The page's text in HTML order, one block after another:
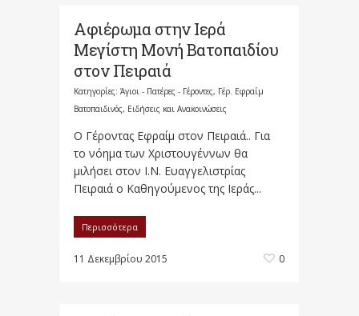
Αφιέρωμα στην Ιερά
Μεγίστη Μονή Βατοπαιδίου
στον Πειραιά
Κατηγορίες: Άγιοι - Πατέρες - Γέροντες, Γέρ. Εφραίμ
Βατοπαιδινός, Ειδήσεις και Ανακοινώσεις
Ο Γέροντας Εφραίμ στον Πειραιά.. Για
το νόημα των Χριστουγέννων θα
μιλήσει στον Ι.Ν. Ευαγγελιστρίας
Πειραιά ο Καθηγούμενος της Ιεράς...
Περισσότερα
11 Δεκεμβρίου 2015 0